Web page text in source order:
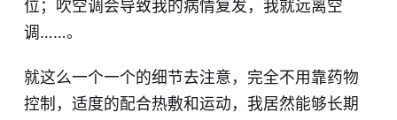
位；吹空调会导致我的病情复发，我就远离空
调……。
就这么一个一个的细节去注意，完全不用靠药物
控制，适度的配合热敷和运动，我居然能够长期